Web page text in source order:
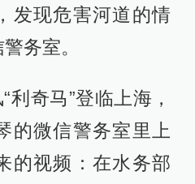
发现危害河道的情
务室。
利奇马”登临上海，
的微信警务室里上
的视频：在水务部